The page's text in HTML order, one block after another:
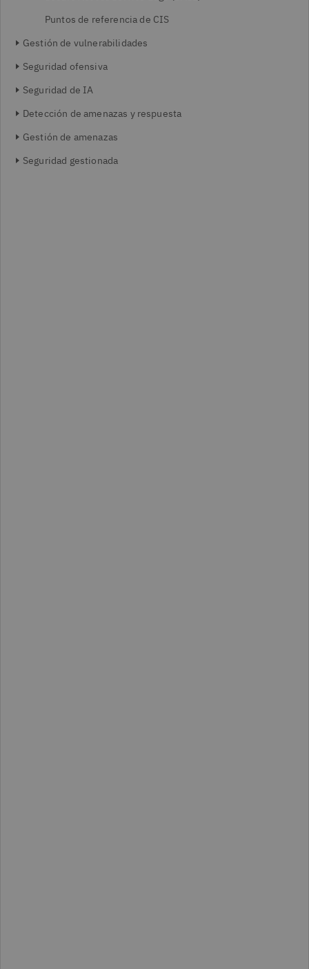
Puntos de referencia de CIS
Gestión de vulnerabilidades
Seguridad ofensiva
Seguridad de IA
Detección de amenazas y respuesta
Gestión de amenazas
Seguridad gestionada